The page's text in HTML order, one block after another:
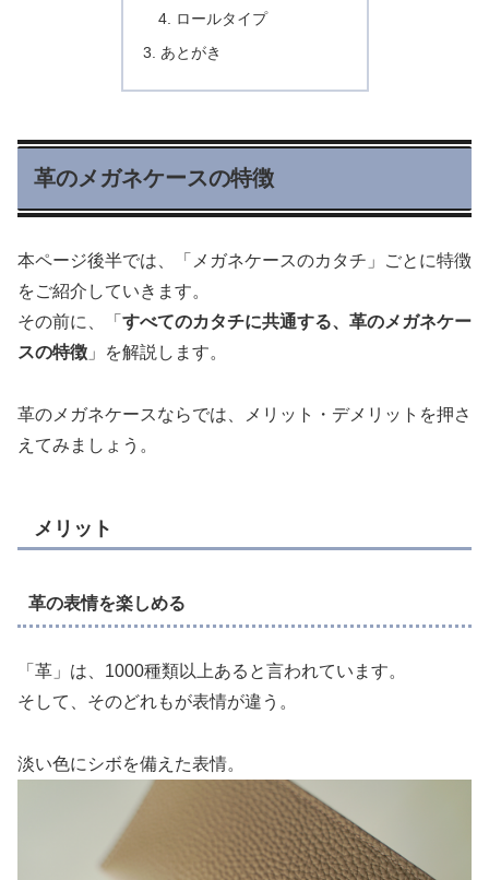
ロールタイプ
あとがき
革のメガネケースの特徴
本ページ後半では、「メガネケースのカタチ」ごとに特徴
をご紹介していきます。
その前に、「 すべてのカタチに共通する、革のメガネケー
スの特徴 」を解説します。
革のメガネケースならでは、メリット・デメリットを押さ
えてみましょう。
メリット
革の表情を楽しめる
「革」は、1000種類以上あると言われています。
そして、そのどれもが表情が違う。
淡い色にシボを備えた表情。